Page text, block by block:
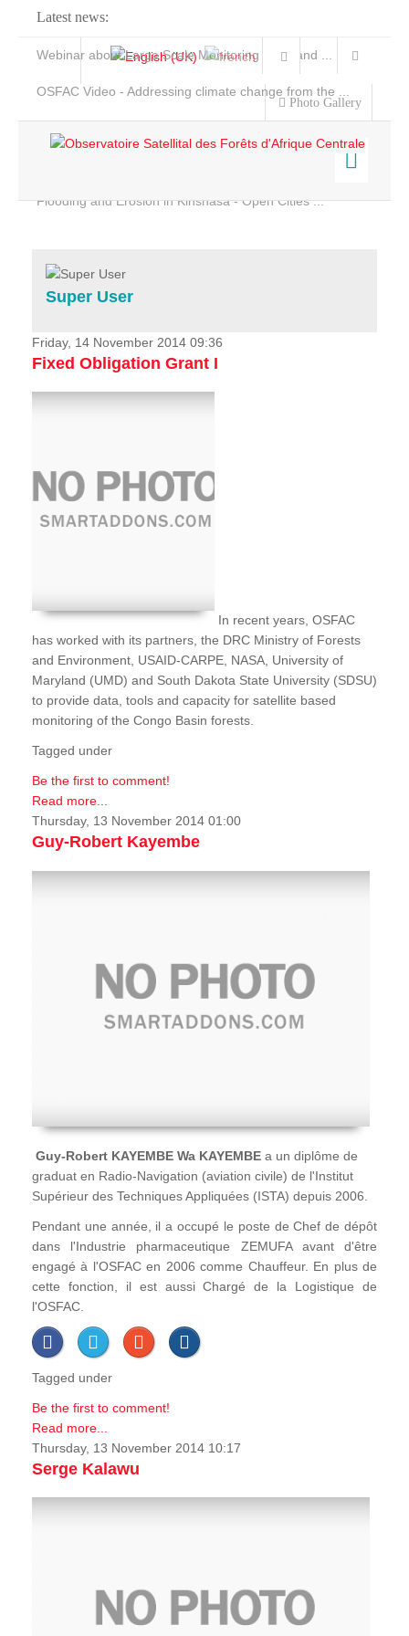
Latest news:
Webinar about Large Scale Monitoring and Land ...
OSFAC Video - Addressing climate change from the ...
Flooding and Erosion in Kinshasa - Open Cities ...
Photo Gallery
Home
Services
Projects
News & Stories
Super User
Friday, 14 November 2014 09:36
Fixed Obligation Grant I
In recent years, OSFAC
has worked with its partners, the DRC Ministry of Forests
and Environment, USAID-CARPE, NASA, University of
Maryland (UMD) and South Dakota State University (SDSU)
to provide data, tools and capacity for satellite based
monitoring of the Congo Basin forests.
Tagged under
Be the first to comment!
Read more...
Thursday, 13 November 2014 01:00
Guy-Robert Kayembe
Guy-Robert KAYEMBE Wa KAYEMBE a un diplôme de
graduat en Radio-Navigation (aviation civile) de l'Institut
Supérieur des Techniques Appliquées (ISTA) depuis 2006.
Pendant une année, il a occupé le poste de Chef de dépôt
dans l'Industrie pharmaceutique ZEMUFA avant d'être
engagé à l'OSFAC en 2006 comme Chauffeur. En plus de
cette fonction, il est aussi Chargé de la Logistique de
l'OSFAC.
Tagged under
Be the first to comment!
Read more...
Thursday, 13 November 2014 10:17
Serge Kalawu